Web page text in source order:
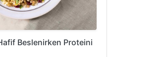
Beslenirken Proteini